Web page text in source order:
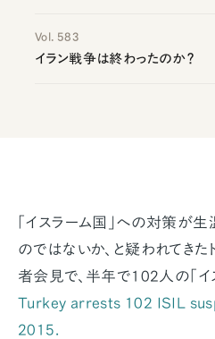
Vol. 583
イラン戦争は終わったのか？
「イスラーム国」への対策が
のではないか、と疑われてきた
者会見で、半年で102人の「イ
Turkey arrests 102 ISIL
2015.